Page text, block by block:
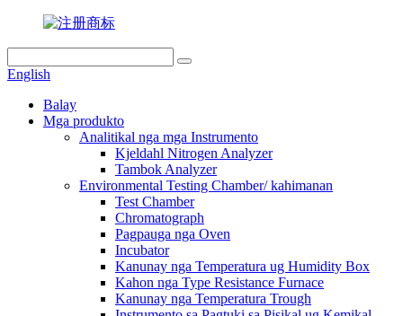
English
Balay
Mga produkto
Analitikal nga mga Instrumento
Kjeldahl Nitrogen Analyzer
Tambok Analyzer
Environmental Testing Chamber/ kahimanan
Test Chamber
Chromatograph
Pagpauga nga Oven
Incubator
Kanunay nga Temperatura ug Humidity Box
Kahon nga Type Resistance Furnace
Kanunay nga Temperatura Trough